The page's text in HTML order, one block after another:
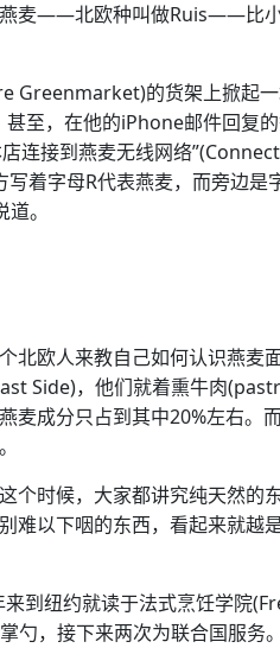
燕麦——北欧种叫做Ruis——比
Greenmarket)的货架上掀起
至，在他的iPhone邮件回复
接到燕麦无线网络
着字母R代表燕麦，而旁边是
。
北欧人来教自己如何认识燕麦
Side)，他们就着熏牛肉
麦成分只占到其中20%左右。
个时候，大家都讲究纯天然的
难以下咽的东西，看起来就越
到纽约就读于法式烹饪学院
，接下来两次为联合国服务